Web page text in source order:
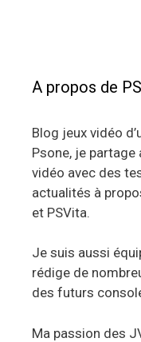
A propos de
Blog jeux vidéo
Psone, je
vidéo avec des
actualités à
et PSVita.
Je suis aussi
rédige de
des futurs
Ma passion des